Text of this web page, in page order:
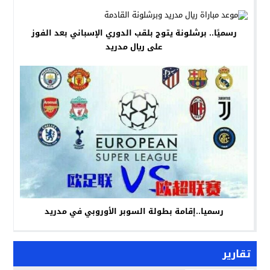
رسميًا.. برشلونة يتوج بلقب الدوري الإسباني بعد الفوز
على ريال مدريد
رسميا..إقامة بطولة السوبر الأوروبي في مدريد
تقارير